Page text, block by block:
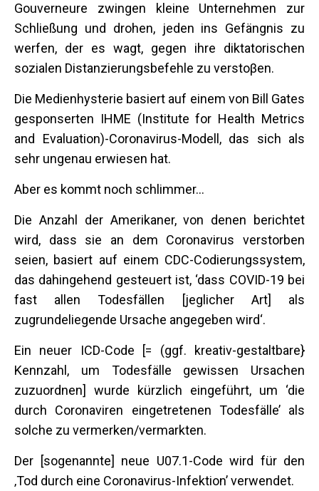
Gouverneure zwingen kleine Unternehmen zur
Schließung und drohen, jeden ins Gefängnis zu
werfen, der es wagt, gegen ihre diktatorischen
sozialen Distanzierungsbefehle zu verstoβen.
Die Medienhysterie basiert auf einem von Bill Gates
gesponserten IHME (Institute for Health Metrics
and Evaluation)-Coronavirus-Modell, das sich als
sehr ungenau erwiesen hat.
Aber es kommt noch schlimmer…
Die Anzahl der Amerikaner, von denen berichtet
wird, dass sie an dem Coronavirus verstorben
seien, basiert auf einem CDC-Codierungssystem,
das dahingehend gesteuert ist, ‘dass COVID-19 bei
fast allen Todesfällen [jeglicher Art] als
zugrundeliegende Ursache angegeben wird‘.
Ein neuer ICD-Code [= (ggf. kreativ-gestaltbare}
Kennzahl, um Todesfälle gewissen Ursachen
zuzuordnen] wurde kürzlich eingeführt, um ‘die
durch Coronaviren eingetretenen Todesfälle’ als
solche zu vermerken/vermarkten.
Der [sogenannte] neue U07.1-Code wird für den
‚Tod durch eine Coronavirus-Infektion’ verwendet.